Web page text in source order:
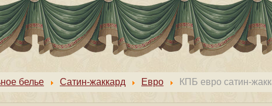
белье Сатин-жаккард Евро КПБ евро сатин-